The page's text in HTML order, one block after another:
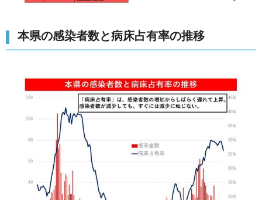
本県の感染者数と病床占有率の推移